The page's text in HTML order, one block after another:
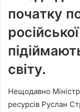
початку
світу.
Нещодавно
ресурсів Руслан